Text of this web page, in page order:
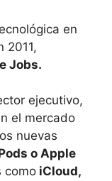
en
2011,
Jobs.
ejecutivo,
el mercado
nuevas
o Apple
como iCloud,